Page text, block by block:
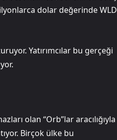
dolar değerinde WLD
Yatırımcılar bu gerçeği
olan “Orb”lar aracılığıyla
Birçok ülke bu